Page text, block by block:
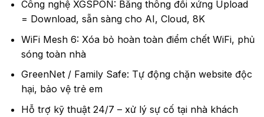
Công nghệ XGSPON: Băng thông đối xứng Upload
= Download, sẵn sàng cho AI, Cloud, 8K
WiFi Mesh 6: Xóa bỏ hoàn toàn điểm chết WiFi, phủ
sóng toàn nhà
GreenNet / Family Safe: Tự động chặn website độc
hại, bảo vệ trẻ em
Hỗ trợ kỹ thuật 24/7 – xử lý sự cố tại nhà khách